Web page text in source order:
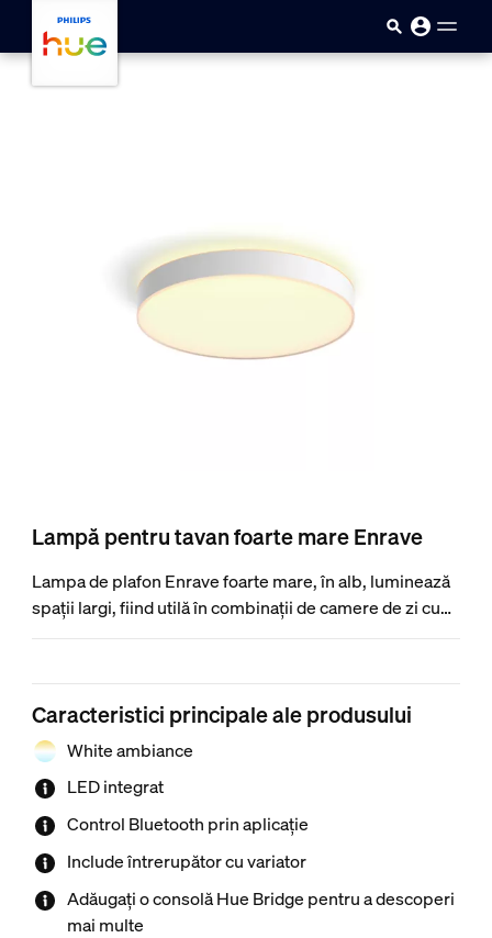
Sari la conținutul principal
Lampă pentru tavan foarte mare Enrave
Lampa de plafon Enrave foarte mare, în alb, luminează
spații largi, fiind utilă în combinații de camere de zi cu
camere de luat masa. Efectul unic proiectează un inel
strălucire puternică în jos.
Caracteristici principale ale produsului
White ambiance
LED integrat
Control Bluetooth prin aplicație
Include întrerupător cu variator
Adăugați o consolă Hue Bridge pentru a descoperi
mai multe